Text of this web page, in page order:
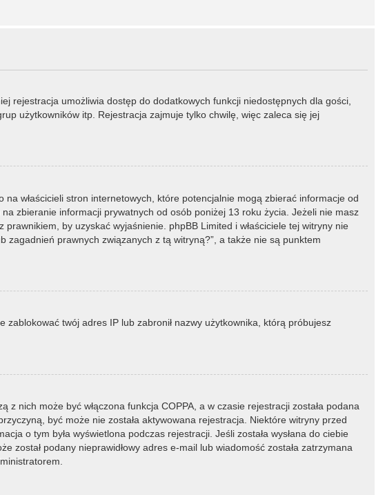
rejestracja umożliwia dostęp do dodatkowych funkcji niedostępnych dla gości,
użytkowników itp. Rejestracja zajmuje tylko chwilę, więc zaleca się jej
właścicieli stron internetowych, które potencjalnie mogą zbierać informacje od
zbieranie informacji prywatnych od osób poniżej 13 roku życia. Jeżeli nie masz
by uzyskać wyjaśnienie. phpBB Limited i właściciele tej witryny nie
prawnych związanych z tą witryną?”, a także nie są punktem
zablokować twój adres IP lub zabronił nazwy użytkownika, którą próbujesz
nich może być włączona funkcja COPPA, a w czasie rejestracji została podana
być może nie została aktywowana rejestracja. Niektóre witryny przed
o tym była wyświetlona podczas rejestracji. Jeśli została wysłana do ciebie
został podany nieprawidłowy adres e-mail lub wiadomość została zatrzymana